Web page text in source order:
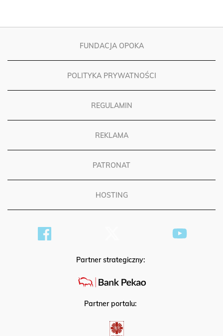
FUNDACJA OPOKA
POLITYKA PRYWATNOŚCI
REGULAMIN
REKLAMA
PATRONAT
HOSTING
Partner strategiczny:
Partner portalu: